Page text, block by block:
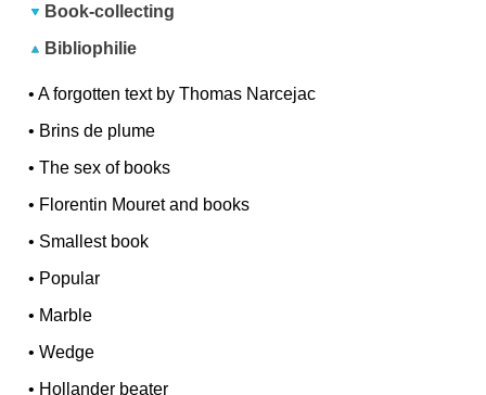
Book-collecting
Bibliophilie
•A forgotten text by Thomas Narcejac
• Brins de plume
•The sex of books
• Florentin Mouret and books
• Smallest book
• Popular
• Marble
•Wedge
• Hollander beater